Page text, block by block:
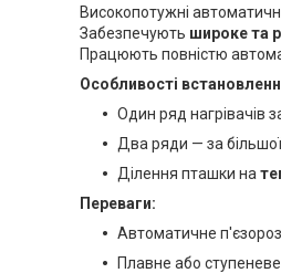
Високопотужні
Забезпечують широке та
Працюють повністю
Особливості
Один ряд нагрівачів
Два ряди — за
Ділення пташки на
Переваги:
Автоматичне
Плавне або